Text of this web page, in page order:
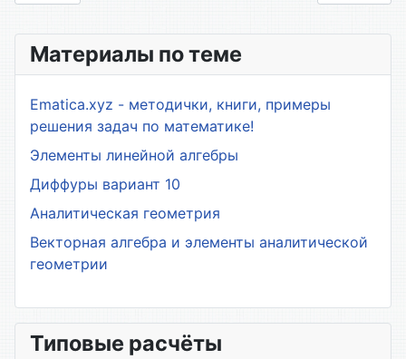
Материалы по теме
Ematica.xyz - методички, книги, примеры
решения задач по математике!
Элементы линейной алгебры
Диффуры вариант 10
Аналитическая геометрия
Векторная алгебра и элементы аналитической
геометрии
Типовые расчёты